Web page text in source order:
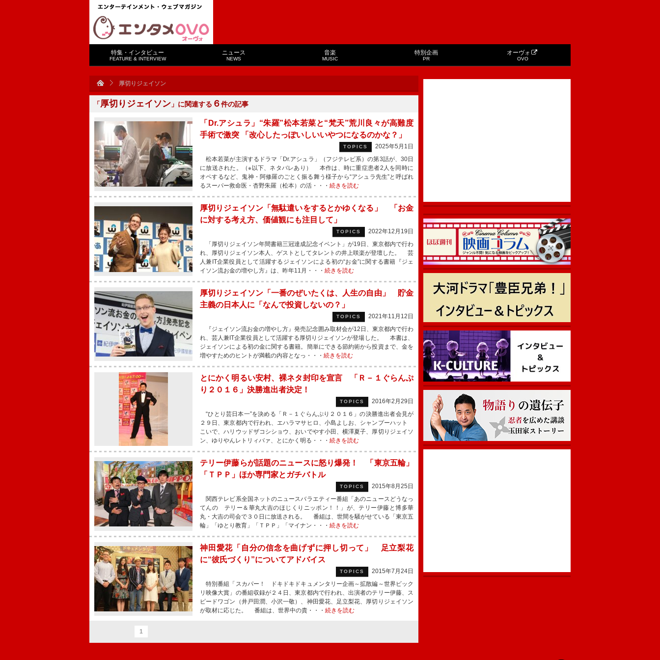
特集・インタビュー
FEATURE & INTERVIEW
ニュース
NEWS
音楽
MUSIC
特別企画
PR
オーヴォ
OVO
厚切りジェイソン
「厚切りジェイソン 」に関連する ６件の記事
「Dr.アシュラ」“朱羅”松本若菜と“梵天”荒川良々が高難度
手術で激突 「改心したっぽいしいいやつになるのかな？️」
TOPICS
2025年5月1日
松本若菜が主演するドラマ「Dr.アシュラ」（フジテレビ系）の第3話が、30日
に放送された。（※以下、ネタバレあり） 本作は、時に重症患者2人を同時に
オペするなど、鬼神・阿修羅のごとく振る舞う様子から“アシュラ先生”と呼ばれ
るスーパー救命医・杏野朱羅（松本）の活・・・ 続きを読む
厚切りジェイソン「無駄遣いをするとかゆくなる」 「お金
に対する考え方、価値観にも注目して」
TOPICS
2022年12月19日
「厚切りジェイソン年間書籍三冠達成記念イベント」が19日、東京都内で行わ
れ、厚切りジェイソン本人、ゲストとしてタレントの井上咲楽が登壇した。 芸
人兼IT企業役員として活躍するジェイソンによる初の“お金”に関する書籍『ジェ
イソン流お金の増やし方』は、昨年11月・・・ 続きを読む
厚切りジェイソン「一番のぜいたくは、人生の自由」 貯金
主義の日本人に「なんで投資しないの？」
TOPICS
2021年11月12日
『ジェイソン流お金の増やし方』発売記念囲み取材会が12日、東京都内で行わ
れ、芸人兼IT企業役員として活躍する厚切りジェイソンが登場した。 本書は、
ジェイソンによる初の金に関する書籍。簡単にできる節約術から投資まで、金を
増やすためのヒントが満載の内容となっ・・・ 続きを読む
とにかく明るい安村、裸ネタ封印を宣言 「Ｒ－１ぐらんぷ
り２０１６」決勝進出者決定！
TOPICS
2016年2月29日
“ひとり芸日本一”を決める「Ｒ－１ぐらんぷり２０１６」の決勝進出者会見が
２９日、東京都内で行われ、エハラマサヒロ、小島よしお、シャンプーハット
こいで、ハリウッドザコシショウ、おいでやす小田、横澤夏子、厚切りジェイソ
ン、ゆりやんレトリィバァ、とにかく明る・・・ 続きを読む
テリー伊藤らが話題のニュースに怒り爆発！ 「東京五輪」
「ＴＰＰ」ほか専門家とガチバトル
TOPICS
2015年8月25日
関西テレビ系全国ネットのニュースバラエティー番組「あのニュースどうなっ
てんの テリー＆華丸大吉のほじくりニッポン！！」が、テリー伊藤と博多華
丸・大吉の司会で３０日に放送される。 番組は、世間を騒がせている「東京五
輪」「ゆとり教育」「ＴＰＰ」「マイナン・・・ 続きを読む
神田愛花「自分の信念を曲げずに押し切って」 足立梨花
に“彼氏づくり”についてアドバイス
TOPICS
2015年7月24日
特別番組「スカパー！ ドキドキドキュメンタリー企画～拡散編～世界ビック
リ映像大賞」の番組収録が２４日、東京都内で行われ、出演者のテリー伊藤、ス
ピードワゴン（井戸田潤、小沢一敬）、神田愛花、足立梨花、厚切りジェイソン
が取材に応じた。 番組は、世界中の貴・・・ 続きを読む
1